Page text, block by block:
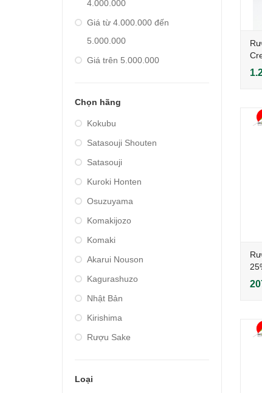
4.000.000
Giá từ 4.000.000 đến
5.000.000
Giá trên 5.000.000
Chọn hãng
Kokubu
Satasouji Shouten
Satasouji
Kuroki Honten
Osuzuyama
Komakijozo
Komaki
Akarui Nouson
Kagurashuzo
Nhật Bản
Kirishima
Rượu Sake
Loại